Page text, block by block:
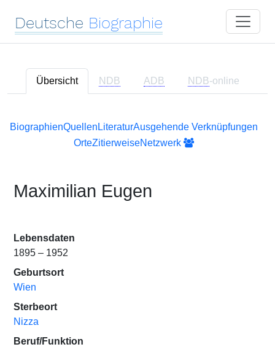
Deutsche Biographie
Übersicht NDB ADB NDB-online
BiographienQuellen LiteraturAusgehende Verknüpfungen
OrteZitierweiseNetzwerk
Maximilian Eugen
Lebensdaten
1895 – 1952
Geburtsort
Wien
Sterbeort
Nizza
Beruf/Funktion